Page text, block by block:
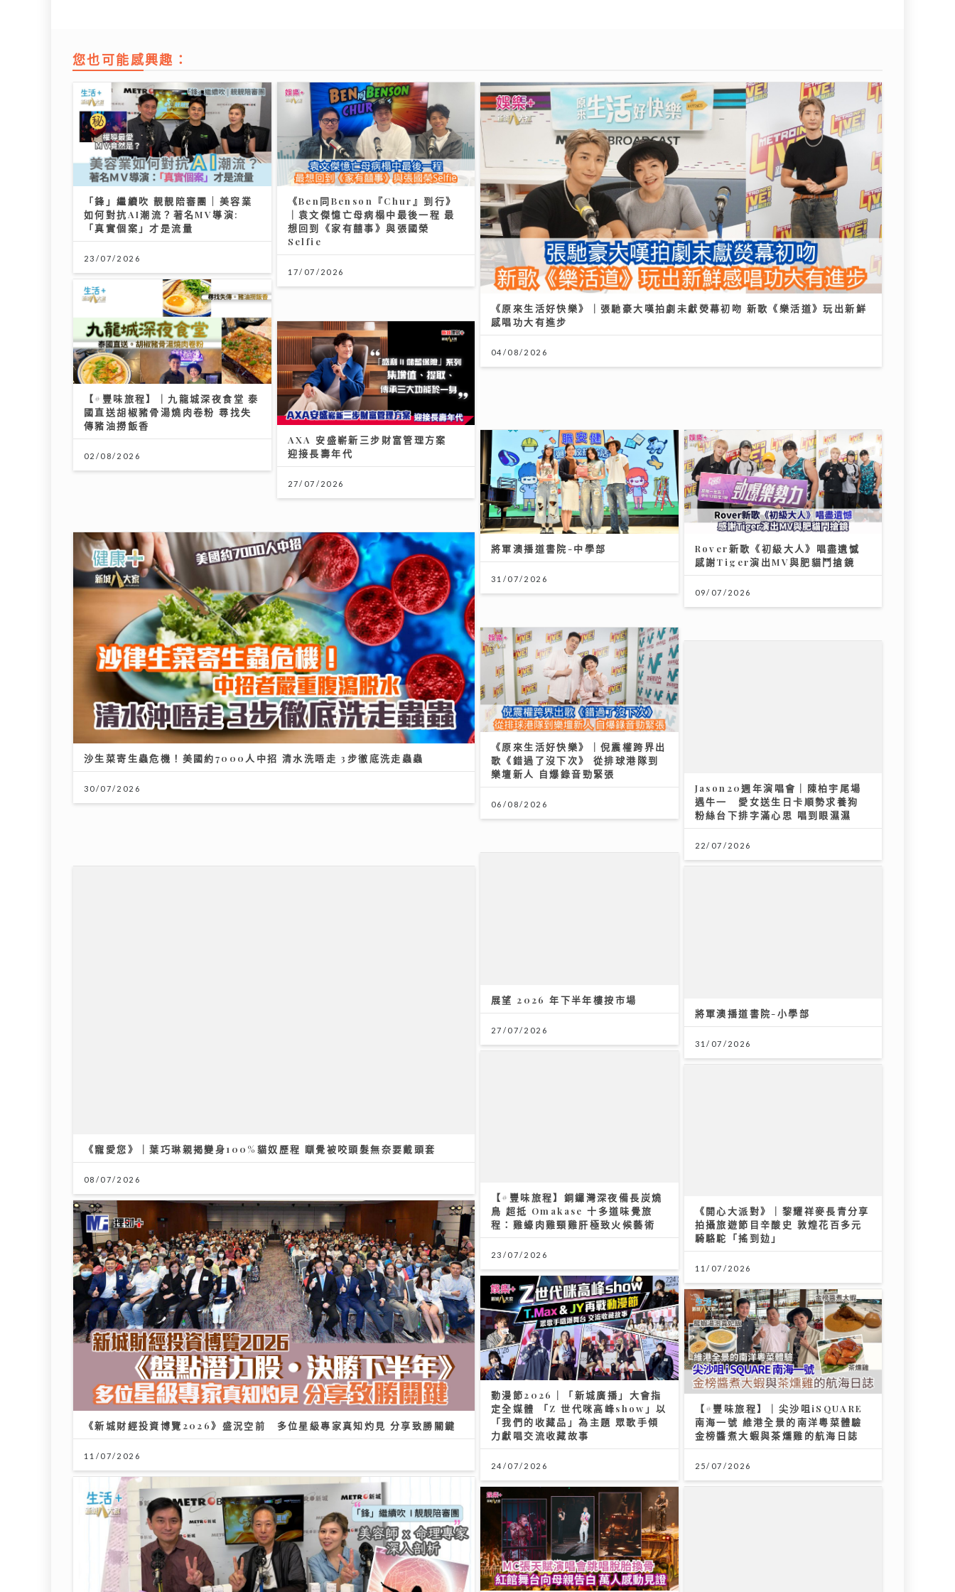
您也可能感興趣：
「鋒」繼續吹 靚靚陪審團 | 美容業
如何對抗AI潮流？著名MV導演:
「真實個案」才是流量
23/07/2026
《Ben同Benson『Chur』到行》
｜袁文傑憶亡母病榻中最後一程 最
想回到《家有囍事》與張國榮
Selfie
17/07/2026
《原來生活好快樂》｜張馳豪大嘆拍劇未獻熒幕初吻 新歌《樂活道》玩出新鮮
感唱功大有進步
04/08/2026
【#豐味旅程】｜九龍城深夜食堂 泰
國直送胡椒豬骨湯燒肉卷粉 尋找失
傳豬油撈飯香
02/08/2026
AXA 安盛嶄新三步財富管理方案
迎接長壽年代
27/07/2026
將軍澳播道書院-中學部
31/07/2026
沙生菜寄生蟲危機！美國約7000人中招 清水洗唔走 3步徹底洗走蟲蟲
30/07/2026
Rover新歌《初級大人》唱盡遺憾
感謝Tiger演出MV與肥貓鬥搶鏡
09/07/2026
《原來生活好快樂》｜倪震權跨界出
歌《錯過了沒下次》 從排球港隊到
樂壇新人 自爆錄音勁緊張
06/08/2026
《新城財經投資博覽2026》盛況空前 多位星級專家真知灼見 分享致勝關鍵
11/07/2026
動漫節2026｜「新城廣播」大會指
定全媒體 「Z 世代咪高峰show」以
「我們的收藏品」為主題 眾歌手傾
力獻唱交流收藏故事
24/07/2026
【#豐味旅程】｜尖沙咀iSQUARE
南海一號 維港全景的南洋粵菜體驗
金榜醬煮大蝦與茶燻雞的航海日誌
25/07/2026
「鋒」繼續吹 靚靚陪審團 | 美容業九運翻身攻略 美容師ｘ命理專家深入剖析
MC張天賦演唱會跳唱脫胎換骨 紅館
舞台向母親告白 萬人感動見證
08/07/2026